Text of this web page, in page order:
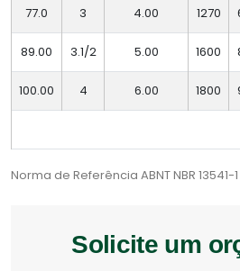
77.0 3 4.00 1270
89.00 3.1/2 5.00 1600
100.00 4 6.00 1800
Norma de Referência ABNT NBR 13541-1
Solicite um